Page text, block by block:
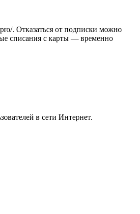
. Отказаться от подписки можно
списания с карты — временно
в сети Интернет.